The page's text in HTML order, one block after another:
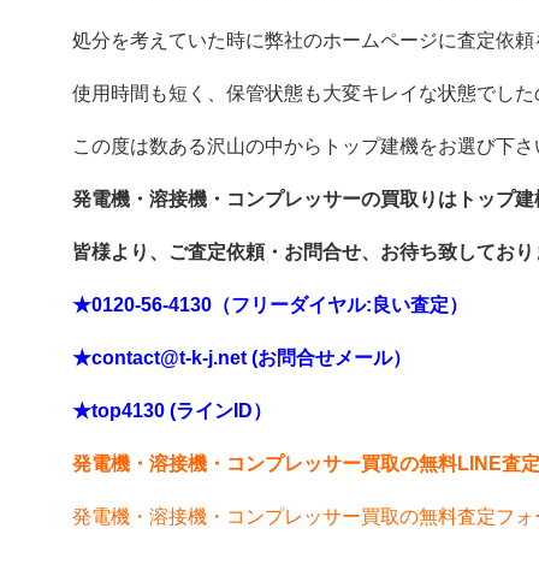
処分を考えていた時に弊社のホームページに査定依
使用時間も短く、保管状態も大変キレイな状態でし
この度は数ある沢山の中からトップ建機をお選び下
発電機・溶接機・コンプレッサーの買取りはトップ
皆様より、ご査定依頼・お問合せ、お待ち致しており
★0120-56-4130（フリーダイヤル:良い査定）
★contact@t-k-j.net (お問合せメール）
★top4130 (ラインID）
発電機・溶接機・コンプレッサー買取の無料LINE査
発電機・溶接機・コンプレッサー買取の無料査定フ